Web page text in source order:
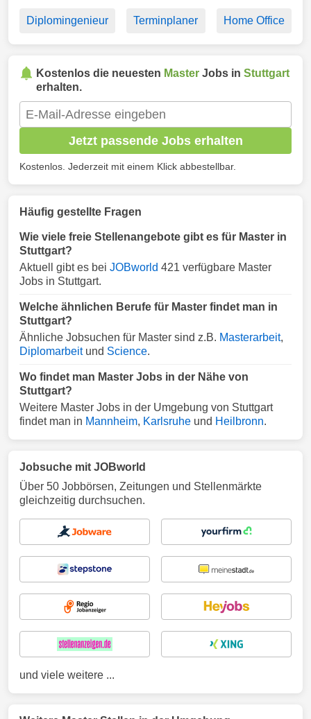
Diplomingenieur Terminplaner Home Office
Kostenlos die neuesten Master Jobs in Stuttgart
erhalten.
Jetzt passende Jobs erhalten
Kostenlos. Jederzeit mit einem Klick abbestellbar.
Häufig gestellte Fragen
Wie viele freie Stellenangebote gibt es für Master in
Stuttgart?
Aktuell gibt es bei JOBworld 421 verfügbare Master
Jobs in Stuttgart.
Welche ähnlichen Berufe für Master findet man in
Stuttgart?
Ähnliche Jobsuchen für Master sind z.B. Masterarbeit,
Diplomarbeitund Science.
Wo findet man Master Jobs in der Nähe von
Stuttgart?
Weitere Master Jobs in der Umgebung von Stuttgart
findet man in Mannheim, Karlsruhe und Heilbronn.
Jobsuche mit JOBworld
Über 50 Jobbörsen, Zeitungen und Stellenmärkte
gleichzeitig durchsuchen.
und viele weitere ...